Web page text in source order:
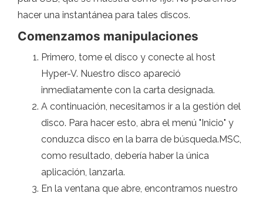
hacer una instantánea para tales discos.
Comenzamos manipulaciones
Primero, tome el disco y conecte al host
Hyper-V. Nuestro disco apareció
inmediatamente con la carta designada.
A continuación, necesitamos ir a la gestión del
disco. Para hacer esto, abra el menú "Inicio" y
conduzca disco en la barra de búsqueda.MSC,
como resultado, debería haber la única
aplicación, lanzarla.
En la ventana que abre, encontramos nuestro